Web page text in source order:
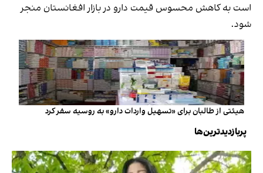
است به کاهش محسوس قیمت دارو در بازار افغانستان منجر
شود.
هیئتی از طالبان برای «تسهیل واردات دارو» به روسیه سفر کرد
پربازدیدترین‌ها